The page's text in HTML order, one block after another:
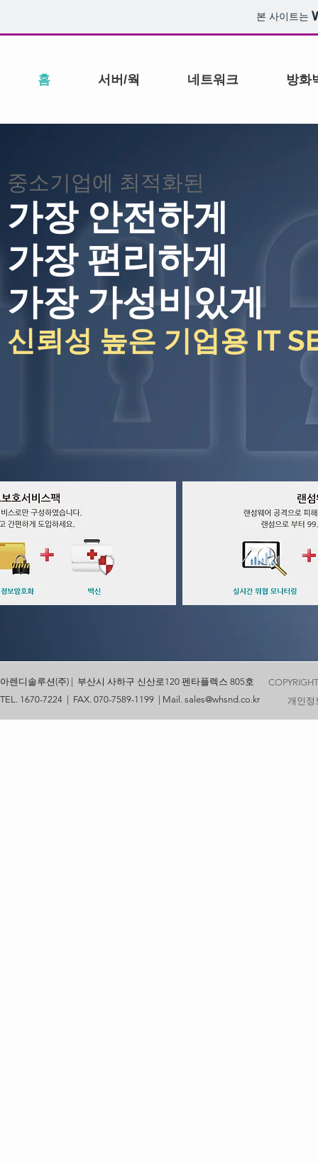
본 사이트는
홈 서버/웍 네트워크 방화
중소기업에 최적화된
가장 안전하게
가장 편리하게
가장 가성비있게
신뢰성 높은 기업용 IT
아렌디솔루션(주) | 부산시 사하구 신산로120 펜타플렉스 805호
TEL. 1670-7224 | FAX. 070-7589-1199 | Mail. sales@whsnd.co.kr
개인정